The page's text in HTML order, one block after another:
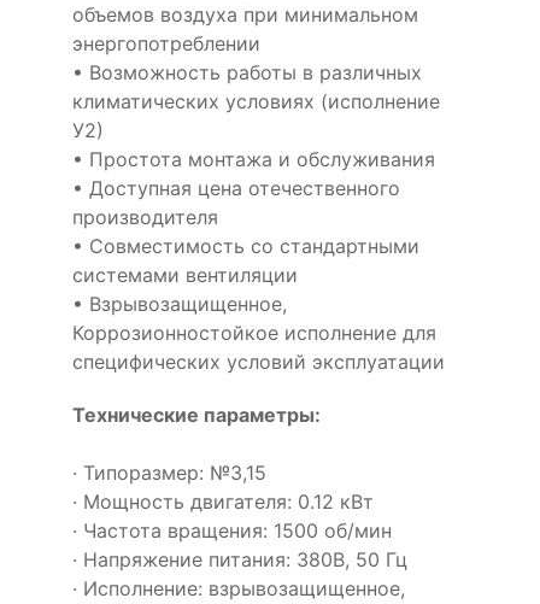
объемов воздуха при минимальном
энергопотреблении
• Возможность работы в различных
климатических условиях (исполнение
У2)
• Простота монтажа и обслуживания
• Доступная цена отечественного
производителя
• Совместимость со стандартными
системами вентиляции
• Взрывозащищенное,
Коррозионностойкое исполнение для
специфических условий эксплуатации
Технические параметры:
· Типоразмер: №3,15
· Мощность двигателя: 0.12 кВт
· Частота вращения: 1500 об/мин
· Напряжение питания: 380В, 50 Гц
· Исполнение: взрывозащищенное,